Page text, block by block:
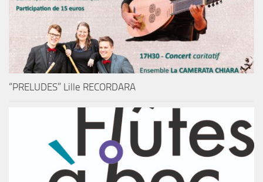
“PRELUDES” Lille RECORDARA